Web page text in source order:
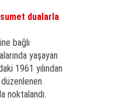
dualarla
bağlı
yaşayan
1961 yılından
noktalandı.